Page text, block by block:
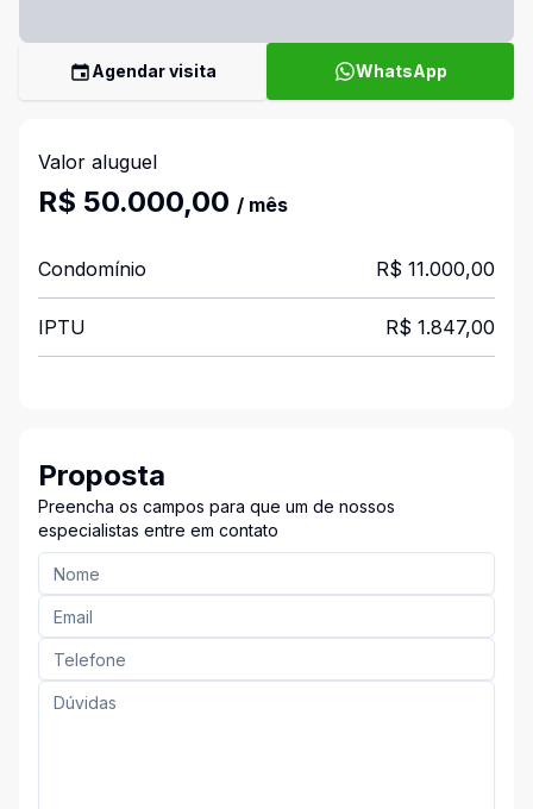
Agendar visita WhatsApp
Valor aluguel
R$ 50.000,00 / mês
Condomínio R$ 11.000,00
IPTU R$ 1.847,00
Proposta
Preencha os campos para que um de nossos
especialistas entre em contato